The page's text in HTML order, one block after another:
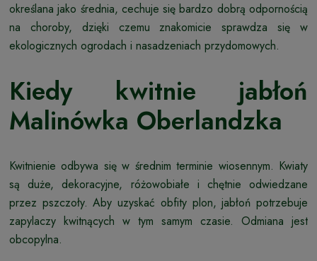
określana jako średnia, cechuje się bardzo dobrą odpornością
na choroby, dzięki czemu znakomicie sprawdza się w
ekologicznych ogrodach i nasadzeniach przydomowych.
Kiedy kwitnie jabłoń
Malinówka Oberlandzka
Kwitnienie odbywa się w średnim terminie wiosennym. Kwiaty
są duże, dekoracyjne, różowobiałe i chętnie odwiedzane
przez pszczoły. Aby uzyskać obfity plon, jabłoń potrzebuje
zapylaczy kwitnących w tym samym czasie. Odmiana jest
obcopylna.